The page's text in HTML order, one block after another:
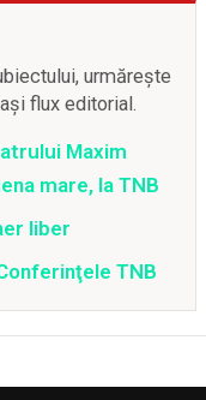
urmărește
flux editorial.
Maxim
mare, la TNB
liber
TNB